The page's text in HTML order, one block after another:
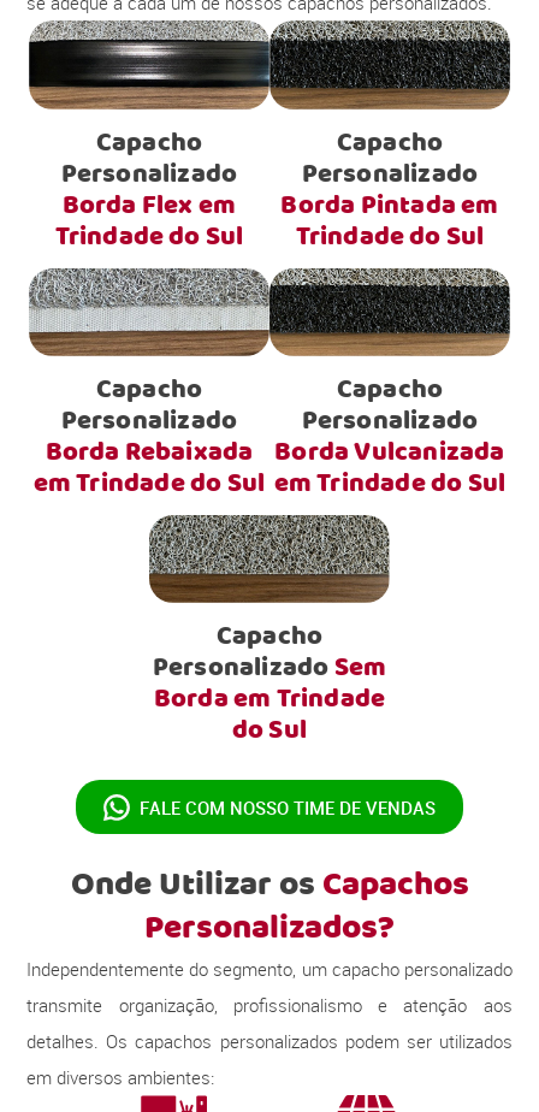
Capacho
Personalizado
Borda Flex em
Trindade do Sul
Capacho
Personalizado
Borda Pintada em
Trindade do Sul
Capacho
Personalizado
Borda Rebaixada
em Trindade do Sul
Capacho
Personalizado
Borda Vulcanizada
em Trindade do Sul
Capacho
PersonalizadoSem
Borda em Trindade
do Sul
FALE COM NOSSO TIME DE VENDAS
Onde Utilizar osCapachos
Personalizados?
Independentemente do segmento, um capacho personalizado
transmite organização, profissionalismo e atenção aos
detalhes. Os capachos personalizados podem ser utilizados
em diversos ambientes: